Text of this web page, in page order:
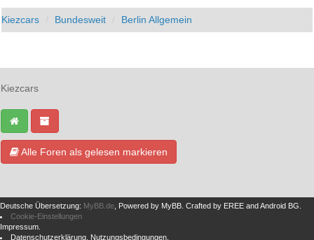
Kiezcars Bundesweit Berlin Allgemein
Kiezcars
Alle Foren als gelesen markieren
Deutsche Übersetzung: MyBB.de , Powered by MyBB Crafted by EREE andAndroid BG
Cookie-Einstellungen
Impressum
Datenschutzerklärung Nutzungsbedingungen